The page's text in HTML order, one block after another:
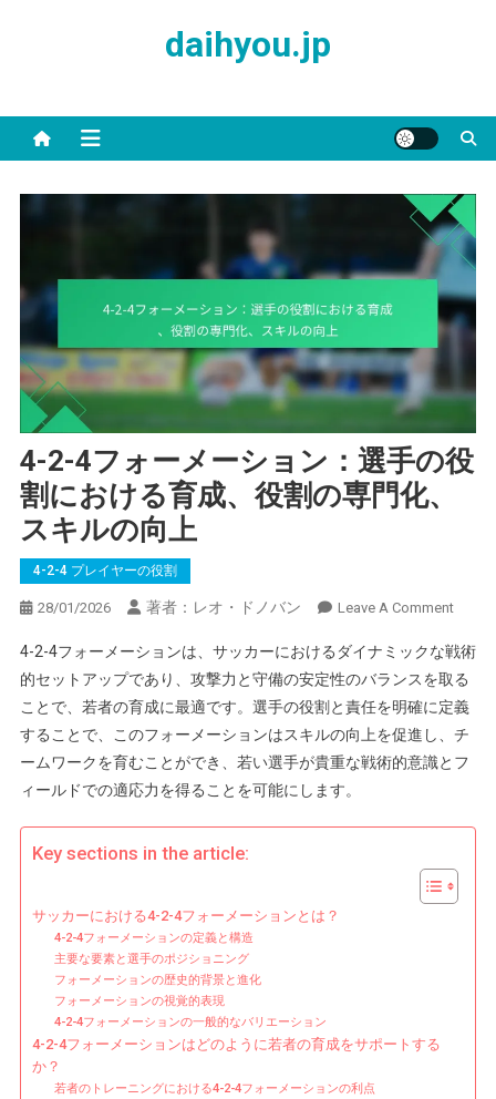
daihyou.jp
4-2-4フォーメーション：選手の役
割における育成、役割の専門化、
スキルの向上
4-2-4 プレイヤーの役割
28/01/2026 著者：レオ・ドノバン Leave A CommentOn
2-
4
フ
ォ
ー
ン：
4-2-4フォーメーションは、サッカーにおけるダイナミックな戦術
的セットアップであり、攻撃力と守備の安定性のバランスを取る
ことで、若者の育成に最適です。選手の役割と責任を明確に定義
することで、このフォーメーションはスキルの向上を促進し、チ
ームワークを育むことができ、若い選手が貴重な戦術的意識とフ
ィールドでの適応力を得ることを可能にします。
Key sections in the article:
サッカーにおける4-2-4フォーメーションとは？
4-2-4フォーメーションの定義と構造
主要な要素と選手のポジショニング
フォーメーションの歴史的背景と進化
フォーメーションの視覚的表現
4-2-4フォーメーションの一般的なバリエーション
4-2-4フォーメーションはどのように若者の育成をサポートする
か？
若者のトレーニングにおける4-2-4フォーメーションの利点